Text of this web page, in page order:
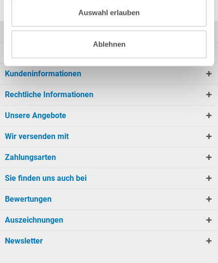
Auswahl erlauben
Ablehnen
Kontakt
Kundeninformationen
Rechtliche Informationen
Unsere Angebote
Wir versenden mit
Zahlungsarten
Sie finden uns auch bei
Bewertungen
Auszeichnungen
Newsletter